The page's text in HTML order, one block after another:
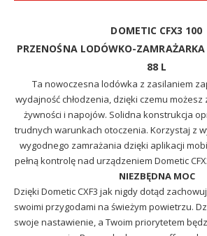
DOMETIC CFX3 100
PRZENOŚNA LODÓWKO-
88 L
Ta nowoczesna lodówka z zasilaniem
wydajność chłodzenia, dzięki czemu
żywności i napojów. Solidna konstrukcja
trudnych warunkach otoczenia. Korzystaj z
wygodnego zamrażania dzięki aplikacji
pełną kontrolę nad urządzeniem Dometic
NIEZBĘDNA MOC
Dzięki Dometic CXF3 jak nigdy dotąd
swoimi przygodami na świeżym powietrzu.
swoje nastawienie, a Twoim priorytetem